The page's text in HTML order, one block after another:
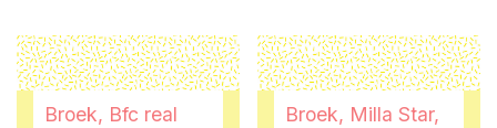
Broek, Bfc real
Broek, Milla Star,